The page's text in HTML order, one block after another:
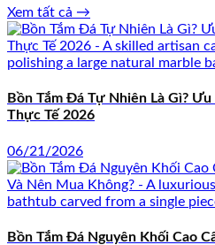
Xem tất cả →
Bồn Tắm Đá Tự Nhiên Là Gì?
Thực Tế 2026
06/21/2026
Bồn Tắm Đá Nguyên Khối Cao